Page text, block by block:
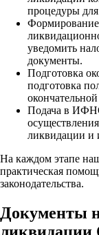
процедуры
уведомить
документы.
Подготовка
подготовка
Подача в
ликвидации
На каждом этапе
практическая
законодательства.
Документы